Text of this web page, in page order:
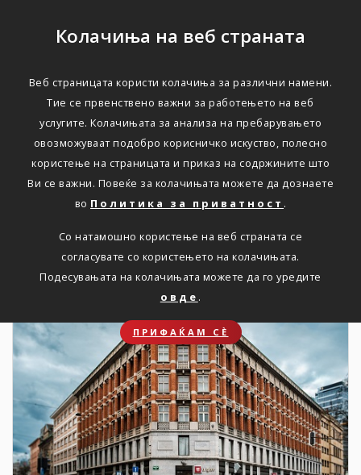
Колачиња на веб страната
Веб страницата користи колачиња за различни намени.
Тие се првенствено важни за работењето на веб
услугите. Колачињата за анализа на пребарувањето
овозможуваат подобро корисничко искуство, полесно
користење на страницата и приказ на содржините што
Ви се важни. Повеќе за колачињата можете да дознаете
во Политика за приватност .
Со натамошно користење на веб страната се
согласувате со користењето на колачињата.
Подесувањата на колачињата можете да го уредите
овде .
ПРИФАЌАМ СЀ
НОВОСТИ
Актуелно
Новости
19. 09. 2023